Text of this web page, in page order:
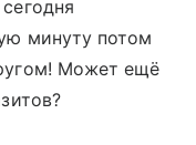
минуту потом
Может ещё